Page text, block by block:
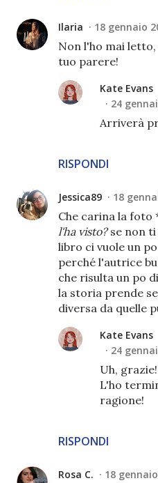
Ilaria 18 gennaio
Non l'ho mai
tuo parere!
RISPONDI
Kate Evans
24
Arriverà
Jessica89 18
Che carina la
l'ha visto?se non ti
libro ci vuole un
perché l'autrice
che risulta un po
la storia prende
diversa da quelle
RISPONDI
Kate Evans
24
Uh,
L'ho
ragione!
Rosa C. 18